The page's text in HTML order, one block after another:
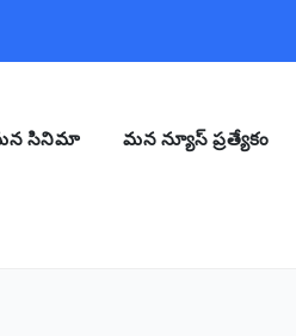
సినిమా మన న్యూస్ ప్రత్యేకం